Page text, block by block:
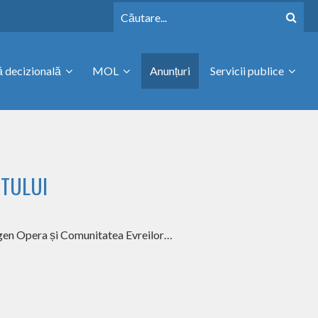
decizională MOL Anunțuri Servicii publice
Opera și Comunitatea Evreilor…